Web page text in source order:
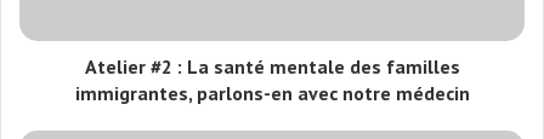
Atelier #2 : La santé mentale des familles
immigrantes, parlons-en avec notre médecin